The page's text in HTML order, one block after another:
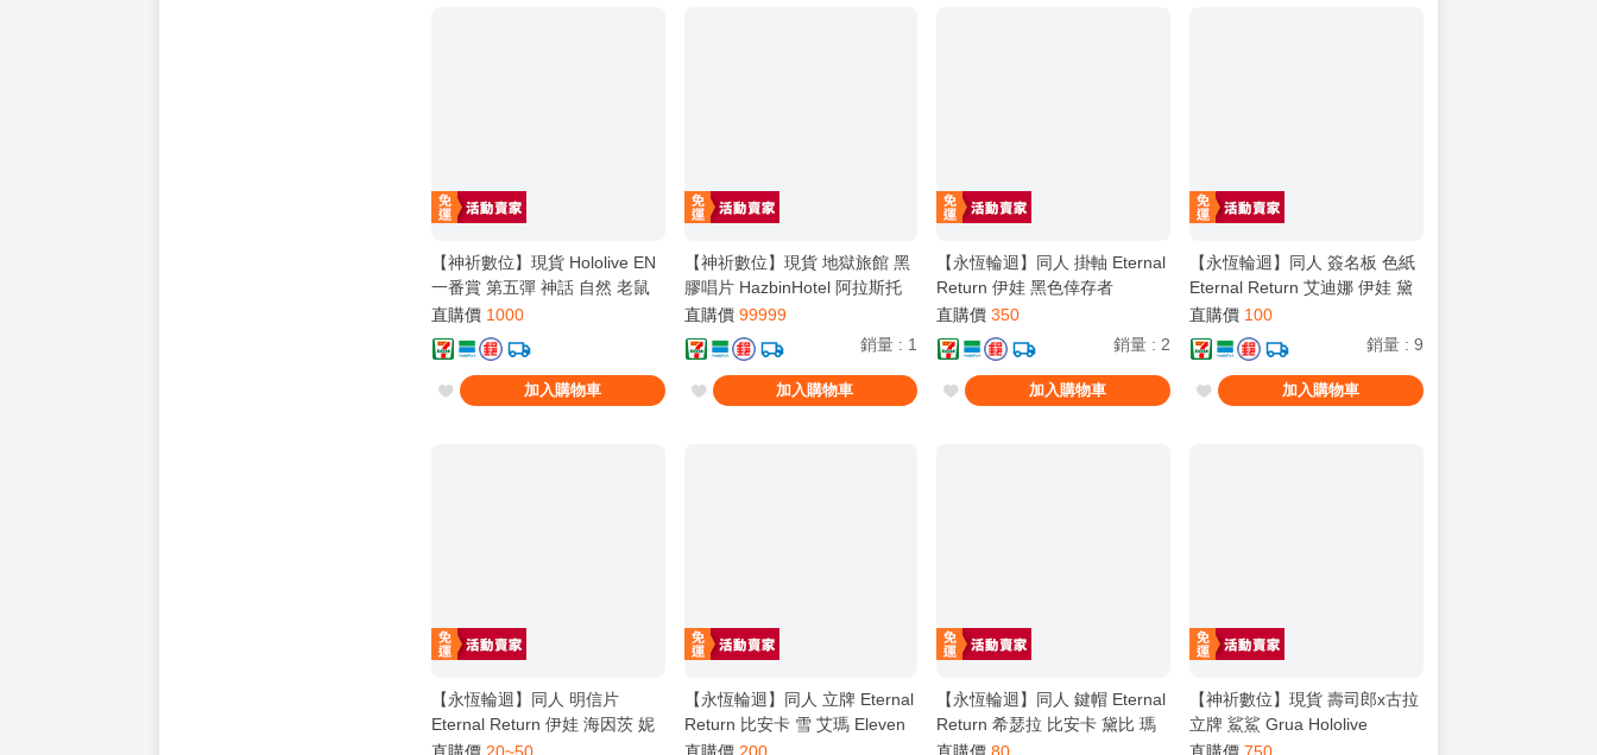
【神祈數位】現貨 Hololive EN
一番賞 第五彈 神話 自然 老鼠
伊那 鯊魚 古拉 Gura Ina
直購價 1000
加入購物車
【神祈數位】現貨 地獄旅館 黑
膠唱片 HazbinHotel 阿拉斯托
直購價 99999
銷量 : 1
加入購物車
【永恆輪迴】同人 掛軸 Eternal
Return 伊娃 黑色倖存者
直購價 350
銷量 : 2
加入購物車
【永恆輪迴】同人 簽名板 色紙
Eternal Return 艾迪娜 伊娃 黛
比 瑪蓮 蒂亞 艾琳娜 黑色倖存
者
直購價 100
銷量 : 9
加入購物車
【永恆輪迴】同人 明信片
Eternal Return 伊娃 海因茨 妮
琪 黑色倖存者
【永恆輪迴】同人 立牌 Eternal
Return 比安卡 雪 艾瑪 Eleven
黑色倖存者
【永恆輪迴】同人 鍵帽 Eternal
Return 希瑟拉 比安卡 黛比 瑪
蓮 愛琳 蒂亞 黑色倖存者
【神祈數位】現貨 壽司郎x古拉
立牌 鯊鯊 Grua Hololive